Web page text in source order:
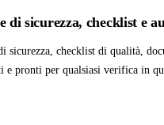
di sicurezza, checklist e
sicurezza, checklist di qualità,
e pronti per qualsiasi verifica in